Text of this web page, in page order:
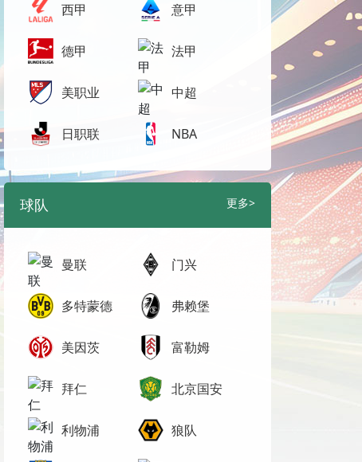
西甲 意甲
德甲 法甲
美职业 中超
日职联 NBA
球队 更多>
曼联 门兴
多特蒙德 弗赖堡
美因茨 富勒姆
拜仁 北京国安
利物浦 狼队